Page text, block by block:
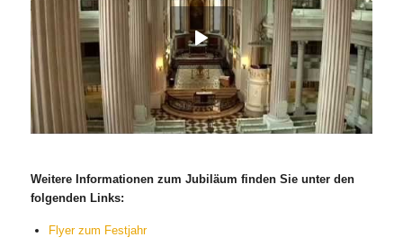
Weitere Informationen zum Jubiläum finden Sie unter den
folgenden Links:
Flyer zum Festjahr